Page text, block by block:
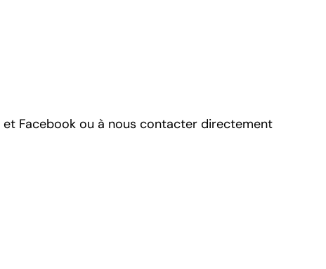
et Facebookou à nous contacter directement